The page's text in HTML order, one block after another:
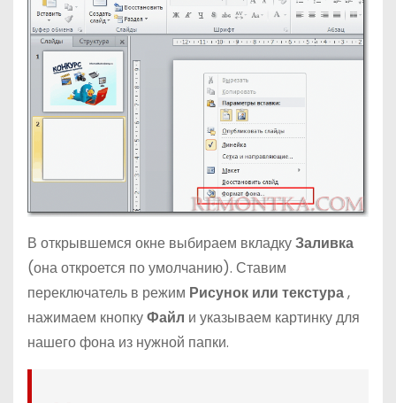
В открывшемся окне выбираем вкладкуЗаливка
(она откроется по умолчанию). Ставим
переключатель в режим Рисунок или текстура,
нажимаем кнопкуФайл и указываем картинку для
нашего фона из нужной папки.